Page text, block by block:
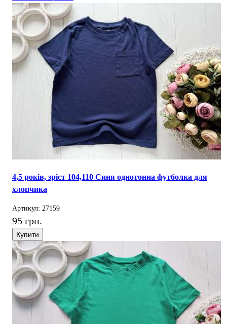
4,5 років, зріст 104,110 Синя однотонна футболка для
хлопчика
Артикул: 27159
95 грн.
Купити